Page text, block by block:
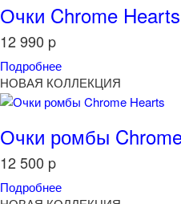
Очки Chrome
12 990 p
Подробнее
НОВАЯ КОЛЛЕКЦИЯ
Очки ромбы
12 500 p
Подробнее